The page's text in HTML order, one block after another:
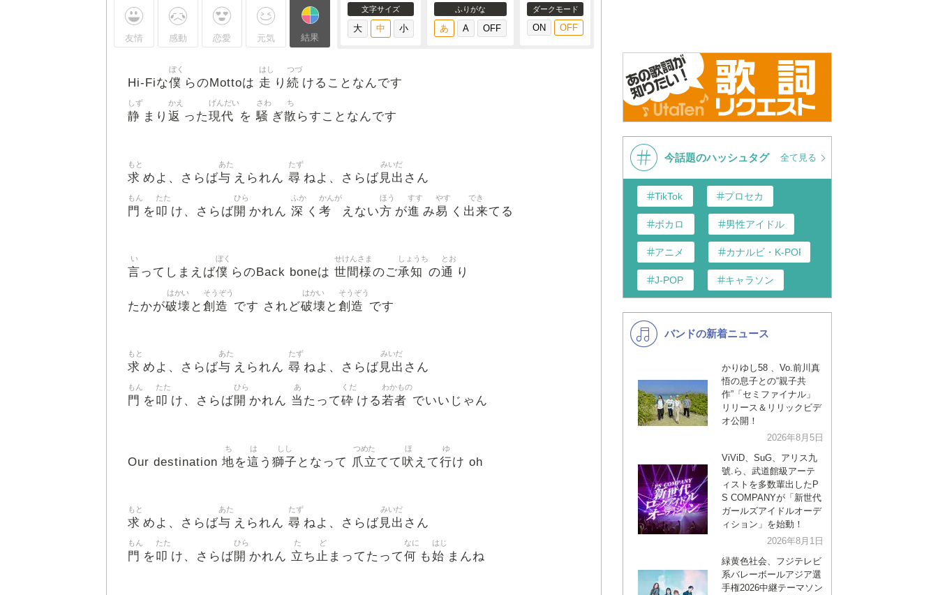
友情 感動 恋愛 元気 結果
文字サイズ ふりがな ダークモード
Hi-Fiな僕
ぼく
らのMottoは 走
はし
り 続
つづ
けることなんです
静
しず
まり 返
かえ
った現代
げんだい
を騒
さわ
ぎ散
ち
らすことなんです
求
もと
めよ、さらば与
あた
えられん 尋
たず
ねよ、さらば見出
みいだ
さん
門
もん
を叩
たた
け、さらば開
ひら
かれん 深
ふか
く 考
かんが
えない方
ほう
が進
すす
み易
やす
く 出来
でき
てる
言
い
ってしまえば僕
ぼく
らのBack boneは 世間様
せけんさま
のご承知
しょうち
の通
とお
り
たかが破壊
はかい
と 創造
そうぞう
です されど破壊
はかい
と 創造
そうぞう
です
求
もと
めよ、さらば与
あた
えられん 尋
たず
ねよ、さらば見出
みいだ
さん
門
もん
を 叩
たた
け、さらば開
ひら
かれん 当
あ
たって砕
くだ
ける若者
わかもの
でいいじゃん
Our destination 地
ち
を這
は
う 獅子
しし
となって 爪立
つめた
てて 吠
ほ
えて行
ゆ
け oh
求
もと
めよ、さらば与
あた
えられん 尋
たず
ねよ、さらば見出
みいだ
さん
門
もん
を 叩
たた
け、さらば開
ひら
かれん 立
た
ち止
ど
まってたって何
なに
も始
はじ
まんね
今話題のハッシュタグ 全て見る
TikTok プロセカ
ボカロ 男性アイドル
アニメ カナルビ・K-POP和訳
J-POP キャラソン
K-POP 演歌・歌謡
洋楽
VTuber ディズニー
バンドの新着ニュース
かりゆし58 、Vo.前川真
悟の息子との“親子共
作”「セミファイナル」
リリース＆リリックビデ
オ公開！
2026年8月5日
ViViD、SuG、アリス九
號.ら、武道館級アーテ
ィストを多数輩出したP
S COMPANYが「新世代
ガールズアイドルオーデ
ィション」を始動！
2026年8月1日
緑黄色社会、フジテレビ
系バレーボールアジア選
手権2026中継テーマソン